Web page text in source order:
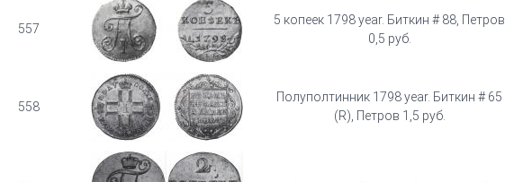
557
5 копеек 1798 year. Биткин # 88, Петров
0,5 руб.
558
Полуполтинник 1798 year. Биткин # 65
(R), Петров 1,5 руб.